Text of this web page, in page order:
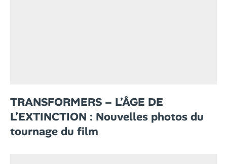
TRANSFORMERS – L’ÂGE DE
L’EXTINCTION : Nouvelles photos du
tournage du film